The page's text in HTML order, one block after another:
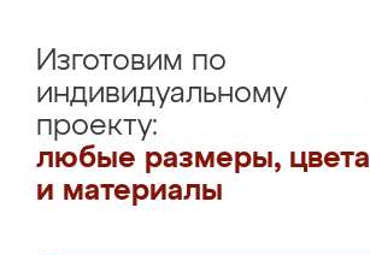
Изготовим по
индивидуальному
проекту:
любые размеры, цвета
и материалы